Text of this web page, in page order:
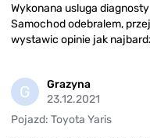
Wykonana usluga
Samochod odebralem,
wystawic opinie jak
G
Grazyna
23.12.2021
Pojazd: Toyota Yaris